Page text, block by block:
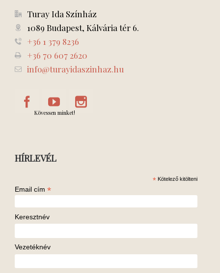
Turay Ida Színház
1089 Budapest, Kálvária tér 6.
+36 1 379 8236
+36 70 607 2620
info@turayidaszinhaz.hu
Kövessen minket!
HÍRLEVÉL
* Kötelező kitölteni
Email cím *
Keresztnév
Vezetéknév